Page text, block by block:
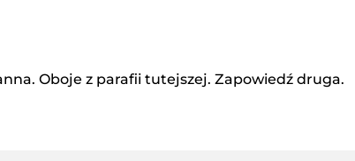
Oboje z parafii tutejszej. Zapowiedź druga.